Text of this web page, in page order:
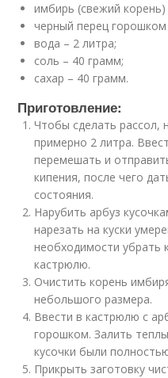
имбирь (свежий
черный перец горошком
вода – 2 литра;
соль – 40 грамм;
сахар – 40 грамм.
Приготовление:
Чтобы сделать рассол,
примерно 2 литра.
перемешать и
кипения, после чего
состояния.
Нарубить арбуз
нарезать на куски
необходимости убрать
кастрюлю.
Очистить корень
небольшого размера.
Ввести в кастрюлю с
горошком. Залить
кусочки были
Прикрыть заготовку